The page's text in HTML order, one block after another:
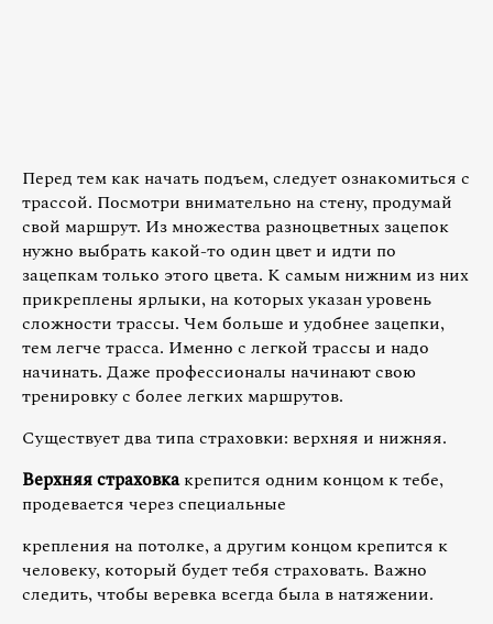
Перед тем как начать подъем, следует ознакомиться с
трассой. Посмотри внимательно на стену, продумай
свой маршрут. Из множества разноцветных зацепок
нужно выбрать какой-то один цвет и идти по
зацепкам только этого цвета. К самым нижним из них
прикреплены ярлыки, на которых указан уровень
сложности трассы. Чем больше и удобнее зацепки,
тем легче трасса. Именно с легкой трассы и надо
начинать. Даже профессионалы начинают свою
тренировку с более легких маршрутов.
Существует два типа страховки: верхняя и нижняя.
Верхняя страховкакрепится одним концом к тебе,
продевается через специальные
крепления на потолке, а другим концом крепится к
человеку, который будет тебя страховать. Важно
следить, чтобы веревка всегда была в натяжении.